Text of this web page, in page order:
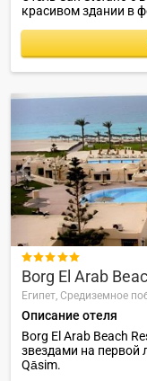
красивом здании в

Borg El Arab
Египет, Средиземное
Описание отеля
Borg El Arab Beach
звездами на первой
Qāsim.